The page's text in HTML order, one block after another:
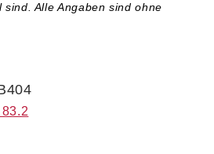
Alle Angaben sind ohne